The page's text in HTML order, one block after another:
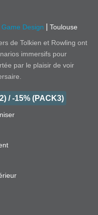
Design
Toulouse
de Tolkien et Rowling ont
immersifs pour
par le plaisir de voir
/ -15% (PACK3)